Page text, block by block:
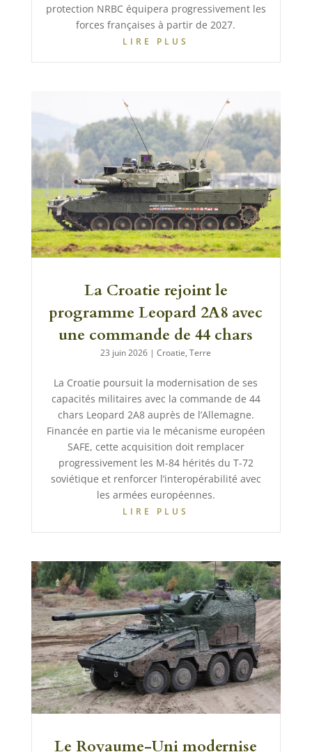
protection NRBC équipera progressivement les
forces françaises à partir de 2027.
LIRE PLUS
La Croatie rejoint le
programme Leopard 2A8 avec
une commande de 44 chars
23 juin 2026 |Croatie,Terre
La Croatie poursuit la modernisation de ses
capacités militaires avec la commande de 44
chars Leopard 2A8 auprès de l’Allemagne.
Financée en partie via le mécanisme européen
SAFE, cette acquisition doit remplacer
progressivement les M-84 hérités du T-72
soviétique et renforcer l’interopérabilité avec
les armées européennes.
LIRE PLUS
Le Royaume-Uni modernise